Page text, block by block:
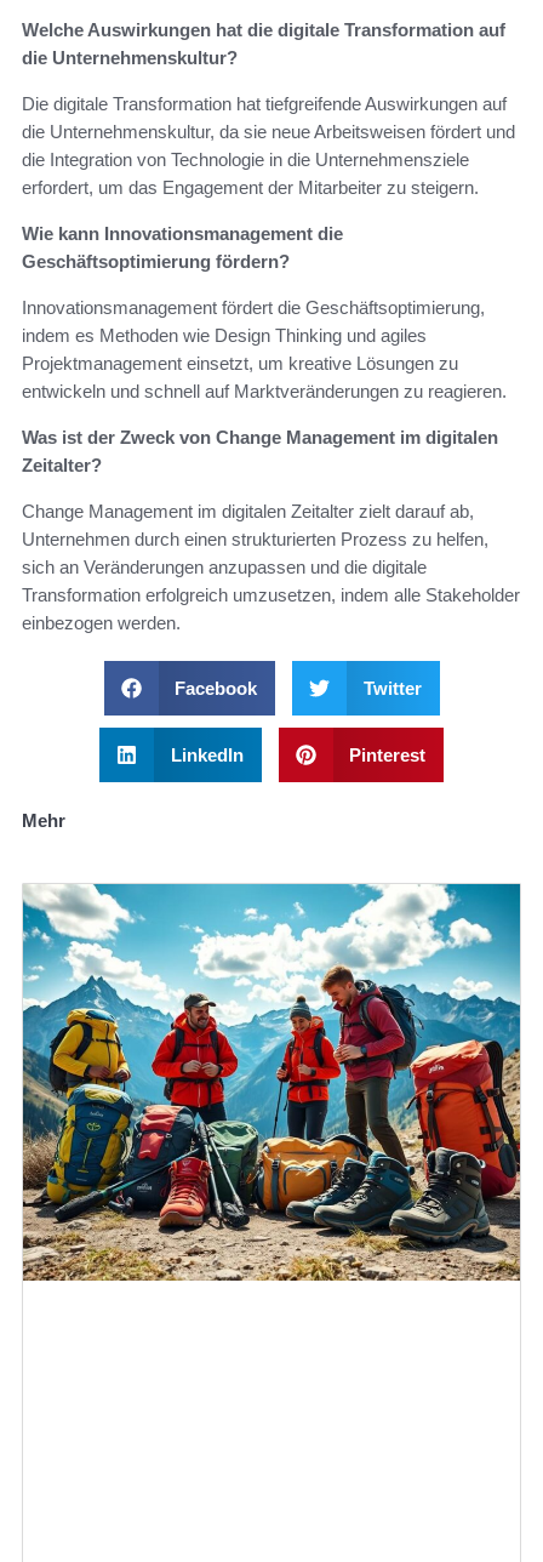
Welche Auswirkungen hat die digitale Transformation auf
die Unternehmenskultur?
Die digitale Transformation hat tiefgreifende Auswirkungen auf
die Unternehmenskultur, da sie neue Arbeitsweisen fördert und
die Integration von Technologie in die Unternehmensziele
erfordert, um das Engagement der Mitarbeiter zu steigern.
Wie kann Innovationsmanagement die
Geschäftsoptimierung fördern?
Innovationsmanagement fördert die Geschäftsoptimierung,
indem es Methoden wie Design Thinking und agiles
Projektmanagement einsetzt, um kreative Lösungen zu
entwickeln und schnell auf Marktveränderungen zu reagieren.
Was ist der Zweck von Change Management im digitalen
Zeitalter?
Change Management im digitalen Zeitalter zielt darauf ab,
Unternehmen durch einen strukturierten Prozess zu helfen,
sich an Veränderungen anzupassen und die digitale
Transformation erfolgreich umzusetzen, indem alle Stakeholder
einbezogen werden.
Facebook Twitter
LinkedIn Pinterest
Mehr